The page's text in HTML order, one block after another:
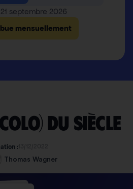
septembre 2026
mensuellement
du siècle
:
Thomas Wagner